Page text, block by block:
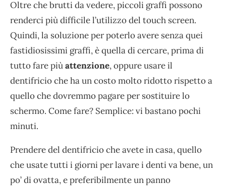
Oltre che brutti da vedere, piccoli graffi possono
renderci più difficile l’utilizzo del touch screen.
Quindi, la soluzione per poterlo avere senza quei
fastidiosissimi graffi, è quella di cercare, prima di
tutto fare piùattenzione, oppure usare il
dentifricio che ha un costo molto ridotto rispetto a
quello che dovremmo pagare per sostituire lo
schermo. Come fare? Semplice: vi bastano pochi
minuti.
Prendere del dentifricio che avete in casa, quello
che usate tutti i giorni per lavare i denti va bene, un
po’ di ovatta, e preferibilmente un panno